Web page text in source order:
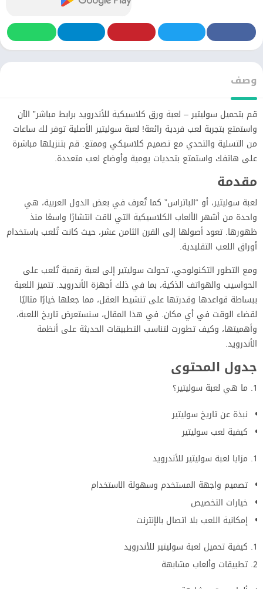
وصف
قم بتحميل سوليتير – لعبة ورق كلاسيكية للأندرويد برابط مباشر” الآن
واستمتع بتجربة لعب فردية رائعة! لعبة سوليتير الأصلية توفر لك ساعات
من التسلية والتحدي مع تصميم كلاسيكي وممتع. قم بتنزيلها مباشرة
على هاتفك واستمتع بتحديات يومية وأوضاع لعب متعددة.
مقدمة
لعبة سوليتير، أو “الباتراس” كما تُعرف في بعض الدول العربية، هي
واحدة من أشهر الألعاب الكلاسيكية التي لاقت انتشارًا واسعًا منذ
ظهورها. تعود أصولها إلى القرن الثامن عشر، حيث كانت تُلعب باستخدام
أوراق اللعب التقليدية.
ومع التطور التكنولوجي، تحولت سوليتير إلى لعبة رقمية تُلعب على
الحواسيب والهواتف الذكية، بما في ذلك أجهزة الأندرويد. تتميز اللعبة
ببساطة قواعدها وقدرتها على تنشيط العقل، مما جعلها خيارًا مثاليًا
لقضاء الوقت في أي مكان. في هذا المقال، سنستعرض تاريخ اللعبة،
وأهميتها، وكيف تطورت لتناسب التطبيقات الحديثة على أنظمة
الأندرويد.
جدول المحتوى
ما هي لعبة سوليتير؟
نبذة عن تاريخ سوليتير
كيفية لعب سوليتير
مزايا لعبة سوليتير للأندرويد
تصميم واجهة المستخدم وسهولة الاستخدام
خيارات التخصيص
إمكانية اللعب بلا اتصال بالإنترنت
كيفية تحميل لعبة سوليتير للأندرويد
تطبيقات وألعاب مشابهة